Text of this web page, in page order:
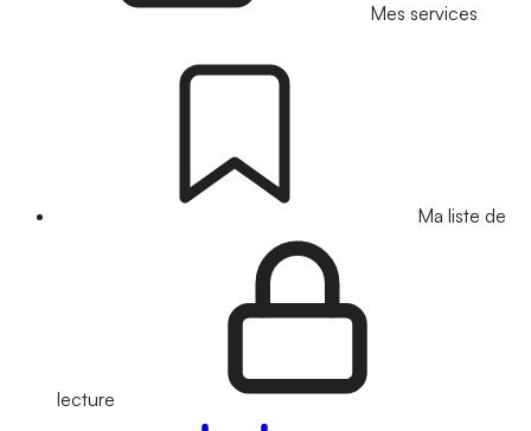
Mes services
Ma liste de
lecture